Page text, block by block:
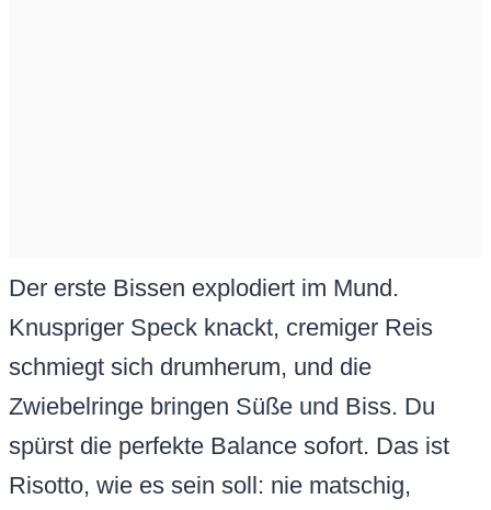
Der erste Bissen explodiert im Mund.
Knuspriger Speck knackt, cremiger Reis
schmiegt sich drumherum, und die
Zwiebelringe bringen Süße und Biss. Du
spürst die perfekte Balance sofort. Das ist
Risotto, wie es sein soll: nie matschig,